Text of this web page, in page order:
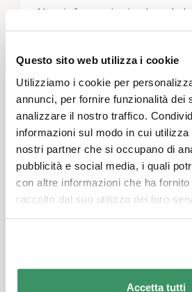
Questo sito web utilizza i cookie
Utilizziamo i cookie per
annunci, per fornire funzionalità dei
analizzare il nostro traffico.
informazioni sul modo in cui
nostri partner che si occupano di
pubblicità e social media, i quali
con altre informazioni che ha
raccolto dal suo utilizzo dei loro
Accetta tutti
Altre informazioni sul
Officina di registrazione
19.30 alle 21 h: Tavola
.
Presentazione dell'impulso
un futuro laboratorio per
geriatrica in Svizzera?
Prof.
Misoch, responsabile del
competenza per la vecchiaia
Mostra: Cosa può fare il